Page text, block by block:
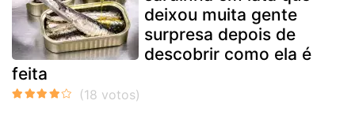
deixou muita gente
surpresa depois de
descobrir como ela é
feita